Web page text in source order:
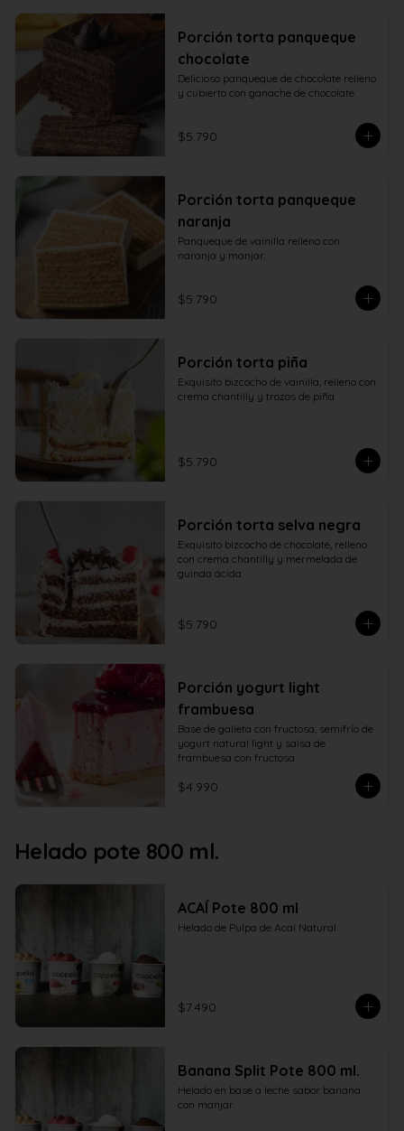
Porción torta panqueque
chocolate
Delicioso panqueque de chocolate relleno
y cubierto con ganache de chocolate.
$5.790
Porción torta panqueque
naranja
Panqueque de vainilla relleno con
naranja y manjar.
$5.790
Porción torta piña
Exquisito bizcocho de vainilla, relleno con
crema chantilly y trozos de piña.
$5.790
Porción torta selva negra
Exquisito bizcocho de chocolate, relleno
con crema chantilly y mermelada de
guinda ácida.
$5.790
Porción yogurt light
frambuesa
Base de galleta con fructosa, semifrío de
yogurt natural light y salsa de
frambuesa con fructosa.
$4.990
Helado pote 800 ml.
ACAÍ Pote 800 ml
Helado de Pulpa de Acaí Natural
$7.490
Banana Split Pote 800 ml.
Helado en base a leche sabor banana
con manjar.